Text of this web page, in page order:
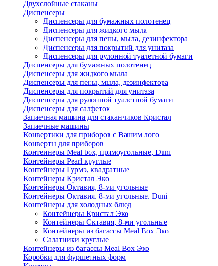
Двухслойные стаканы
Диспенсеры
Диспенсеры для бумажных полотенец
Диспенсеры для жидкого мыла
Диспенсеры для пены, мыла, дезинфектора
Диспенсеры для покрытий для унитаза
Диспенсеры для рулонной туалетной бумаги
Диспенсеры для бумажных полотенец
Диспенсеры для жидкого мыла
Диспенсеры для пены, мыла, дезинфектора
Диспенсеры для покрытий для унитаза
Диспенсеры для рулонной туалетной бумаги
Диспенсеры для салфеток
Запаечная машина для стаканчиков Кристал
Запаечные машины
Конвертики для приборов с Вашим лого
Конверты для приборов
Контейнеры Meal box, прямоугольные, Duni
Контейнеры Pearl круглые
Контейнеры Гурмэ, квадратные
Контейнеры Кристал Эко
Контейнеры Октавия, 8-ми угольные
Контейнеры Октавия, 8-ми угольные, Duni
Контейнеры для холодных блюд
Контейнеры Кристал Эко
Контейнеры Октавия, 8-ми угольные
Контейнеры из багассы Meal Box Эко
Салатники круглые
Контейнеры из багассы Meal Box Эко
Коробки для фуршетных форм